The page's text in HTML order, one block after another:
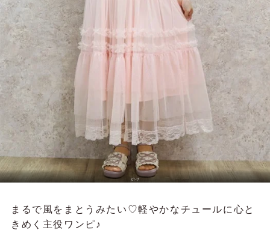
ピンク
まるで風をまとうみたい♡軽やかなチュールに心と
きめく主役ワンピ♪